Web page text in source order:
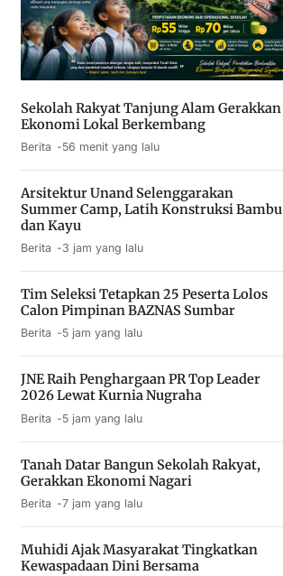
Sekolah Rakyat Tanjung Alam Gerakkan
Ekonomi Lokal Berkembang
Berita 56 menit yang lalu
Arsitektur Unand Selenggarakan
Summer Camp, Latih Konstruksi Bambu
dan Kayu
Berita 3 jam yang lalu
Tim Seleksi Tetapkan 25 Peserta Lolos
Calon Pimpinan BAZNAS Sumbar
Berita 5 jam yang lalu
JNE Raih Penghargaan PR Top Leader
2026 Lewat Kurnia Nugraha
Berita 5 jam yang lalu
Tanah Datar Bangun Sekolah Rakyat,
Gerakkan Ekonomi Nagari
Berita 7 jam yang lalu
Muhidi Ajak Masyarakat Tingkatkan
Kewaspadaan Dini Bersama